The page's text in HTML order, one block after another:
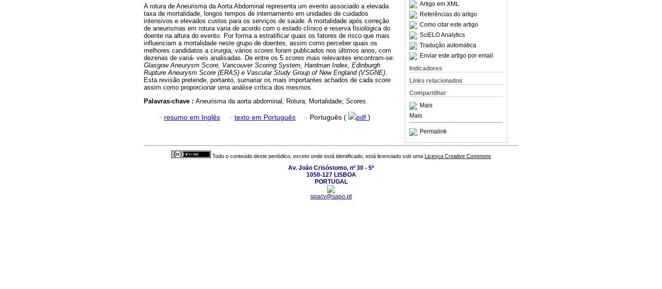
Artigo em XML
Referências do artigo
Como citar este artigo
SciELO Analytics
Tradução automática
Enviar este artigo por email
Indicadores
Links relacionados
Compartilhar
Mais
Mais
Permalink
A rotura de Aneurisma da Aorta Abdominal representa um evento associado a elevada
taxa de mortalidade, longos tempos de internamento em unidades de cuidados
intensivos e elevados custos para os serviços de saúde. A mortalidade após correção
de aneurismas em rotura varia de acordo com o estado clínico e reserva fisiológica do
doente na altura do evento. Por forma a estratificar quais os fatores de risco que mais
influenciam a mortalidade neste grupo de doentes, assim como perceber quais os
melhores candidatos a cirurgia, vários scores foram publicados nos últimos anos, com
dezenas de variá- veis analisadas. De entre os 5 scores mais relevantes encontram-se:
Glasgow Aneurysm Score, Vancouver Scoring System, Hardman Index, Edinburgh
Rupture Aneurysm Score (ERAS) e Vascular Study Group of New England (VSGNE).
Esta revisão pretende, portanto, sumariar os mais importantes achados de cada score
assim como proporcionar uma análise crítica dos mesmos.
Palavras-chave : Aneurisma da aorta abdominal; Rotura; Mortalidade; Scores.
· resumo em Inglês · texto em Português · Português ( pdf )
Todo o conteúdo deste periódico, exceto onde está identificado, está licenciado sob uma Licença Creative Commons
Av. João Crisóstomo, nº 30 - 5º
1050-127 LISBOA
PORTUGAL
spacv@sapo.pt